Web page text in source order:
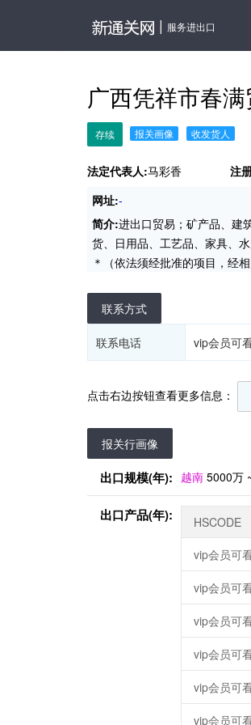
| 服务进出口
广西凭祥市春
存续 报关画像 收发货人
法定代表人:马彩香 注
网址:-
简介:进出口贸易；矿产品、建
货、日用品、工艺品、家具、
＊（依法须经批准的项目，经
联系方式
联系电话 vip会员可
点击右边按钮查看更多信息：
报关行画像
出口规模(年): 越南 5000万
出口产品(年): HSCODE
vip会员可
vip会员可
vip会员可
vip会员可
vip会员可
vip会员可